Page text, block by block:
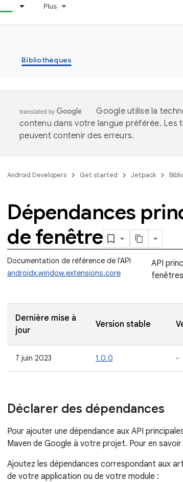
Plus
Bibliothèques
Google utilise la
contenu dans votre langue préférée. Les
peuvent contenir des erreurs.
Android Developers Get started Jetpack
Dépendances
de fenêtre
Documentation de référence de l'API
androidx.window.extensions.core
API
fenêtres
Dernière mise à
jour
Version stable
7 juin 2023 1.0.0 -
Déclarer des dépendances
Pour ajouter une dépendance aux API
Maven de Google à votre projet. Pour en
Ajoutez les dépendances correspondant aux
de votre application ou de votre module :